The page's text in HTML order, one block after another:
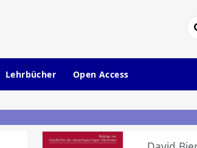
Lehrbücher Open Access